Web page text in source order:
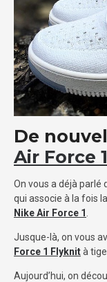
De
Air Force
On vous a déjà parlé
qui associe à la fois
Nike Air Force 1
Jusque-là, on vous
Force 1 Flyknità
Aujourd’hui, on